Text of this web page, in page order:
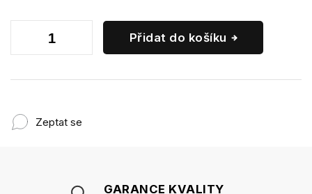
Přidat do košíku
Zeptat se
GARANCE KVALITY